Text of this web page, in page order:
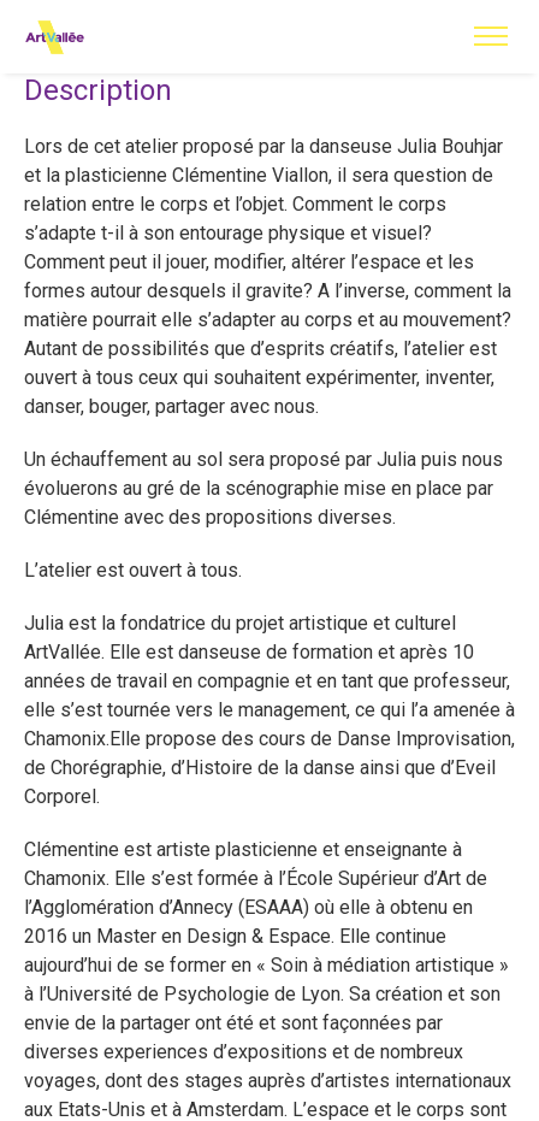
Description
Lors de cet atelier proposé par la danseuse Julia Bouhjar
et la plasticienne Clémentine Viallon, il sera question de
relation entre le corps et l’objet. Comment le corps
s’adapte t-il à son entourage physique et visuel?
Comment peut il jouer, modifier, altérer l’espace et les
formes autour desquels il gravite? A l’inverse, comment la
matière pourrait elle s’adapter au corps et au mouvement?
Autant de possibilités que d’esprits créatifs, l’atelier est
ouvert à tous ceux qui souhaitent expérimenter, inventer,
danser, bouger, partager avec nous.
Un échauffement au sol sera proposé par Julia puis nous
évoluerons au gré de la scénographie mise en place par
Clémentine avec des propositions diverses.
L’atelier est ouvert à tous.
Julia est la fondatrice du projet artistique et culturel
ArtVallée. Elle est danseuse de formation et après 10
années de travail en compagnie et en tant que professeur,
elle s’est tournée vers le management, ce qui l’a amenée à
Chamonix.Elle propose des cours de Danse Improvisation,
de Chorégraphie, d’Histoire de la danse ainsi que d’Eveil
Corporel.
Clémentine est artiste plasticienne et enseignante à
Chamonix. Elle s’est formée à l’École Supérieur d’Art de
l’Agglomération d’Annecy (ESAAA) où elle à obtenu en
2016 un Master en Design & Espace. Elle continue
aujourd’hui de se former en « Soin à médiation artistique »
à l’Université de Psychologie de Lyon. Sa création et son
envie de la partager ont été et sont façonnées par
diverses experiences d’expositions et de nombreux
voyages, dont des stages auprès d’artistes internationaux
aux Etats-Unis et à Amsterdam. L’espace et le corps sont